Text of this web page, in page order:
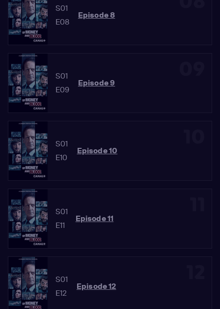
S01
E08
Episode 8
S01
E09
Episode 9
S01
E10
Episode 10
S01
E11
Episode 11
S01
E12
Episode 12